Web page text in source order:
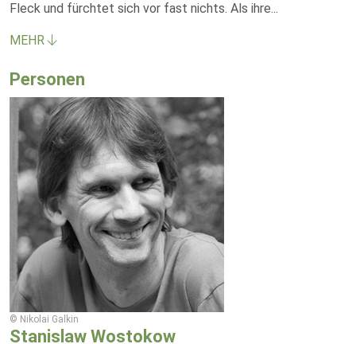
Fleck und fürchtet sich vor fast nichts. Als ihre...
MEHR
Personen
© Nikolai Galkin
Stanislaw Wostokow